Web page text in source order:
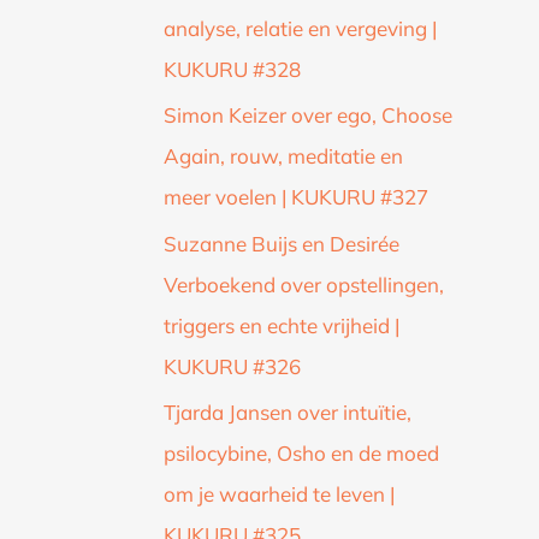
analyse, relatie en vergeving |
KUKURU #328
Simon Keizer over ego, Choose
Again, rouw, meditatie en
meer voelen | KUKURU #327
Suzanne Buijs en Desirée
Verboekend over opstellingen,
triggers en echte vrijheid |
KUKURU #326
Tjarda Jansen over intuïtie,
psilocybine, Osho en de moed
om je waarheid te leven |